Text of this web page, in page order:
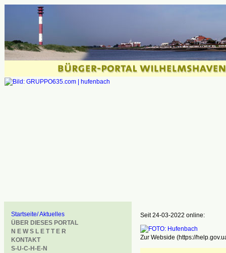
Startseite/ Aktuelles
ÜBER DIESES PORTAL
N E W S L E T T E R
KONTAKT
S-U-C-H-E-N
Seit 24-03-2022 online:
Zur Webside (https://